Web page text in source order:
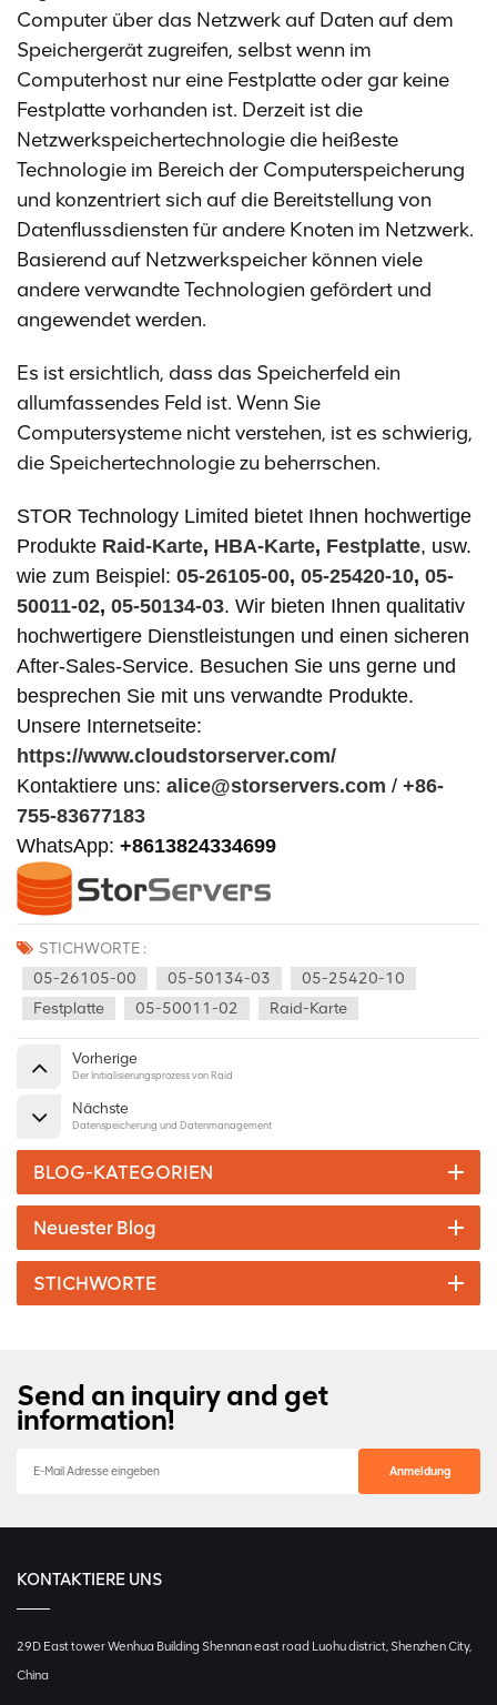
Computer über das Netzwerk auf Daten auf dem
Speichergerät zugreifen, selbst wenn im
Computerhost nur eine Festplatte oder gar keine
Festplatte vorhanden ist. Derzeit ist die
Netzwerkspeichertechnologie die heißeste
Technologie im Bereich der Computerspeicherung
und konzentriert sich auf die Bereitstellung von
Datenflussdiensten für andere Knoten im Netzwerk.
Basierend auf Netzwerkspeicher können viele
andere verwandte Technologien gefördert und
angewendet werden.
Es ist ersichtlich, dass das Speicherfeld ein
allumfassendes Feld ist. Wenn Sie
Computersysteme nicht verstehen, ist es schwierig,
die Speichertechnologie zu beherrschen.
STOR Technology Limited bietet Ihnen hochwertige
Produkte Raid-Karte, HBA-Karte, Festplatte, usw.
wie zum Beispiel: 05-26105-00, 05-25420-10, 05-
50011-02, 05-50134-03. Wir bieten Ihnen qualitativ
hochwertigere Dienstleistungen und einen sicheren
After-Sales-Service. Besuchen Sie uns gerne und
besprechen Sie mit uns verwandte Produkte.
Unsere Internetseite:
https://www.cloudstorserver.com/
Kontaktiere uns: alice@storservers.com / +86-
755-83677183
WhatsApp: +8613824334699
STICHWORTE :
05-26105-00
05-50134-03
05-25420-10
Festplatte
05-50011-02 Raid-Karte
Vorherige
Der Initialisierungsprozess von Raid
Nächste
Datenspeicherung und Datenmanagement
BLOG-KATEGORIEN
Neuester Blog
STICHWORTE
Send an inquiry and get
information!
KONTAKTIERE UNS
29D East tower Wenhua Building Shennan east road Luohu district, Shenzhen City,
China